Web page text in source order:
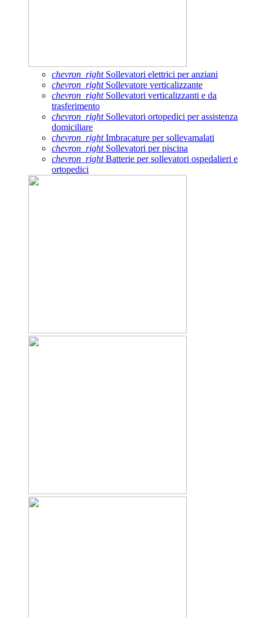
chevron_rightSollevatori elettrici per anziani
chevron_rightSollevatore verticalizzante
chevron_rightSollevatori verticalizzanti e da
trasferimento
chevron_rightSollevatori ortopedici per assistenza
domiciliare
chevron_rightImbracature per sollevamalati
chevron_rightSollevatori per piscina
chevron_rightBatterie per sollevatori ospedalieri e
ortopedici